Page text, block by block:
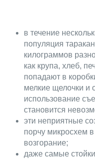
в течение
популяция
килограммов
как крупа, хлеб,
попадают в
мелкие щелочки и
использование
становится
эти неприятные
порчу микросхем
возгорание;
даже самые